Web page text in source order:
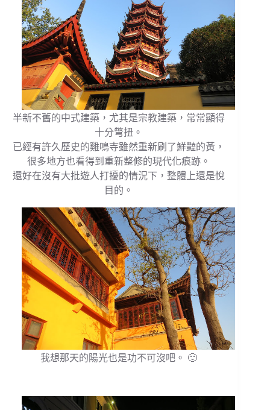
半新不舊的中式建築，尤其是宗教建築，常常顯得
十分彆扭。
已經有許久歷史的雞鳴寺雖然重新刷了鮮豔的黃，
很多地方也看得到重新整修的現代化痕跡。
還好在沒有大批遊人打擾的情況下，整體上還是悅
目的。
我想那天的陽光也是功不可沒吧。 🙂